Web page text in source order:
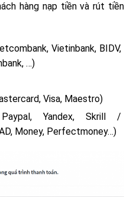
hàng nạp tiền và rút tiền
Vietinbank, BIDV,
…)
Visa, Maestro)
Yandex, Skrill /
Money, Perfectmoney…)